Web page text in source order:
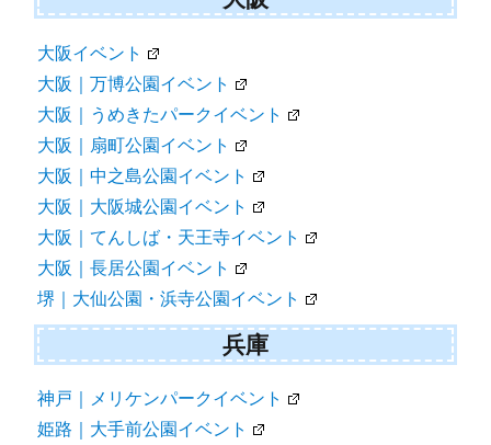
大阪イベント
大阪｜万博公園イベント
大阪｜うめきたパークイベント
大阪｜扇町公園イベント
大阪｜中之島公園イベント
大阪｜大阪城公園イベント
大阪｜てんしば・天王寺イベント
大阪｜長居公園イベント
堺｜大仙公園・浜寺公園イベント
兵庫
神戸｜メリケンパークイベント
姫路｜大手前公園イベント